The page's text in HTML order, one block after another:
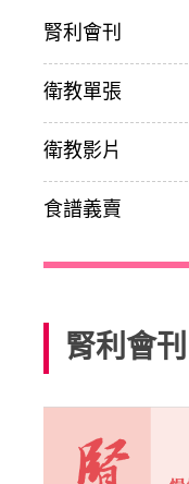
腎利會刊
衛教單張
衛教影片
食譜義賣
腎利會刊